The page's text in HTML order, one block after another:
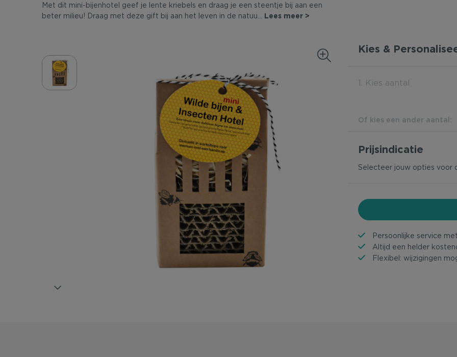
Met dit mini-bijenhotel geef je lente kriebels en draag je een steentje bij aan een
beter milieu! Draag met deze gift bij aan het leven in de natuu
Lees meer >
Kies &
1. Kies aantal
Of kies een ander aantal:
Prijsindicatie
Selecteer jouw opties voor
Persoonlijke service
Altijd een helder
Flexibel: wijzigingen